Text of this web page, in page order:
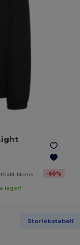
Exkl. Moms -60%
lager!
Storlekstabell